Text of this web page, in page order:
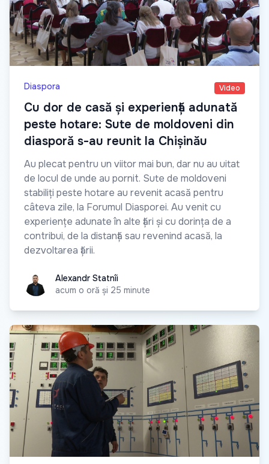
Diaspora Video
Cu dor de casă și experiență adunată
peste hotare: Sute de moldoveni din
diasporă s-au reunit la Chișinău
Au plecat pentru un viitor mai bun, dar nu au uitat
de locul de unde au pornit. Sute de moldoveni
stabiliți peste hotare au revenit acasă pentru
câteva zile, la Forumul Diasporei. Au venit cu
experiențe adunate în alte țări și cu dorința de a
contribui, de la distanță sau revenind acasă, la
dezvoltarea țării.
Alexandr Statnîi
Alexandr Statnîi
acum o oră și 25 minute